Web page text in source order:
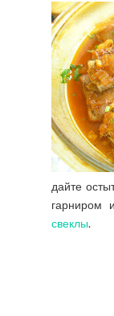
дайте
гарниром
свеклы.